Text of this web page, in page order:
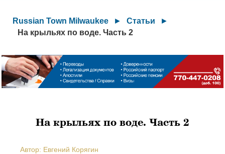
Russian Town Milwaukee ► Статьи
►
На крыльях по воде. Часть 2
На крыльях по воде. Часть 2
Автор: Евгений Корягин